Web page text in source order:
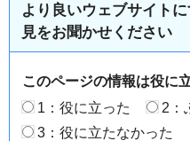
より良いウェブサイト
見をお聞かせください
このページの情報は役に
1：役に立った
2：
3：役に立たなかった